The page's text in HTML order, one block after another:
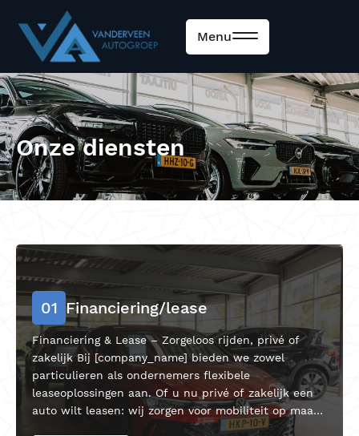
Menu
Onze diensten
01 Financiering/lease
Financiering & Lease – Zorgeloos rijden, privé of
zakelijk Bij [company_name] bieden we zowel
particulieren als ondernemers flexibele
leaseoplossingen aan. Of u nu privé of zakelijk een
auto wilt leasen: wij zorgen voor mobiliteit op maat,
zonder verrassingen. U kiest de auto, wij regelen de